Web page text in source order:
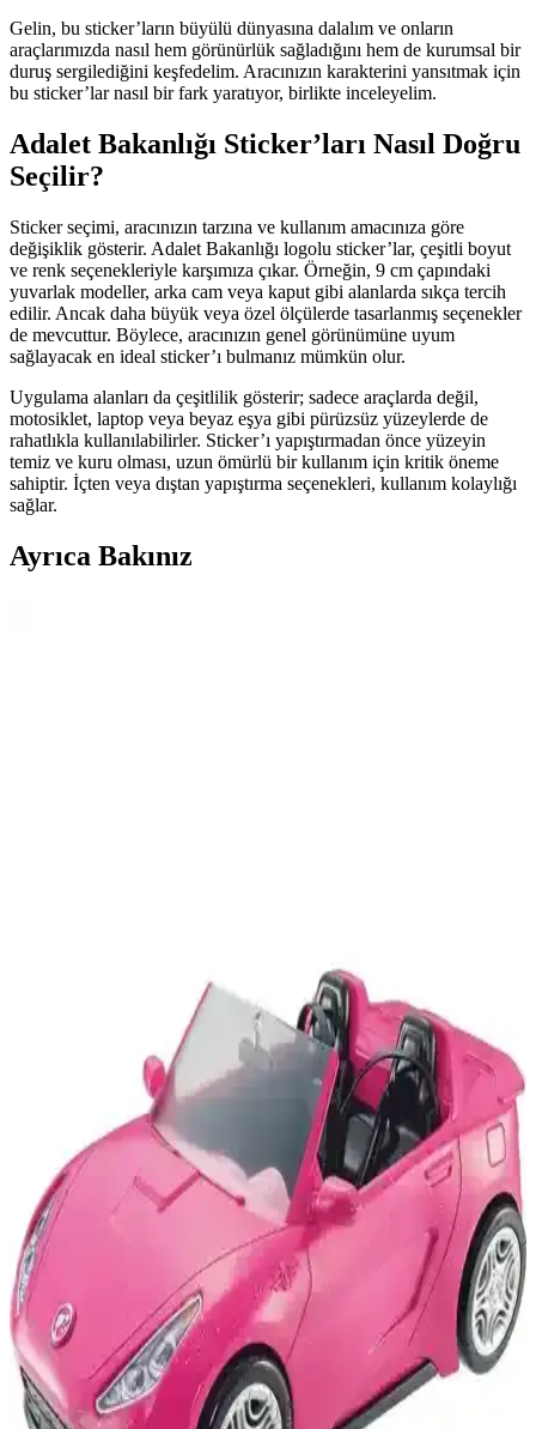
Gelin, bu sticker’ların büyülü dünyasına dalalım ve onların
araçlarımızda nasıl hem görünürlük sağladığını hem de kurumsal bir
duruş sergilediğini keşfedelim. Aracınızın karakterini yansıtmak için
bu sticker’lar nasıl bir fark yaratıyor, birlikte inceleyelim.
Adalet Bakanlığı Sticker’ları Nasıl Doğru
Seçilir?
Sticker seçimi, aracınızın tarzına ve kullanım amacınıza göre
değişiklik gösterir. Adalet Bakanlığı logolu sticker’lar, çeşitli boyut
ve renk seçenekleriyle karşımıza çıkar. Örneğin, 9 cm çapındaki
yuvarlak modeller, arka cam veya kaput gibi alanlarda sıkça tercih
edilir. Ancak daha büyük veya özel ölçülerde tasarlanmış seçenekler
de mevcuttur. Böylece, aracınızın genel görünümüne uyum
sağlayacak en ideal sticker’ı bulmanız mümkün olur.
Uygulama alanları da çeşitlilik gösterir; sadece araçlarda değil,
motosiklet, laptop veya beyaz eşya gibi pürüzsüz yüzeylerde de
rahatlıkla kullanılabilirler. Sticker’ı yapıştırmadan önce yüzeyin
temiz ve kuru olması, uzun ömürlü bir kullanım için kritik öneme
sahiptir. İçten veya dıştan yapıştırma seçenekleri, kullanım kolaylığı
sağlar.
Ayrıca Bakınız
Hangi Model Çocuklar İçin Daha Uygun?
İki popüler Hot Wheels 3'lü araba setinin detaylı karşılaştırması.
Çocukların hayal gücünü ve motor becerilerini geliştiren bu setler,
dayanıklılığı ve tasarımıyla öne çıkıyor.
Hot Wheels Canavar Taşıyıcı Gergedan ve Sürat
Pistli Tır Karşılaştırması
İki popüler Hot Wheels oyuncak modeli olan Canavar Taşıyıcı
Gergedan ve Sürat Pistli Tır'ın özellikleri ve kullanıcı yorumlarıyla
detaylı karşılaştırması, çocukların hayal gücünü geliştiren eğlenceli
seçenekler sunuyor.
Okyanus Temalı Ferahlatıcı Araç Spreyleri: Doğal
ve Taze Bir Atmosfer Yaratır
Okyanus temalı ferahlatıcı araç spreyleri, doğal aromalar ve uzun
süre etkili koku sağlar, araç içi konforu artırır ve kötü kokuları
maskeler, pratik kullanımıyla öne çıkar.